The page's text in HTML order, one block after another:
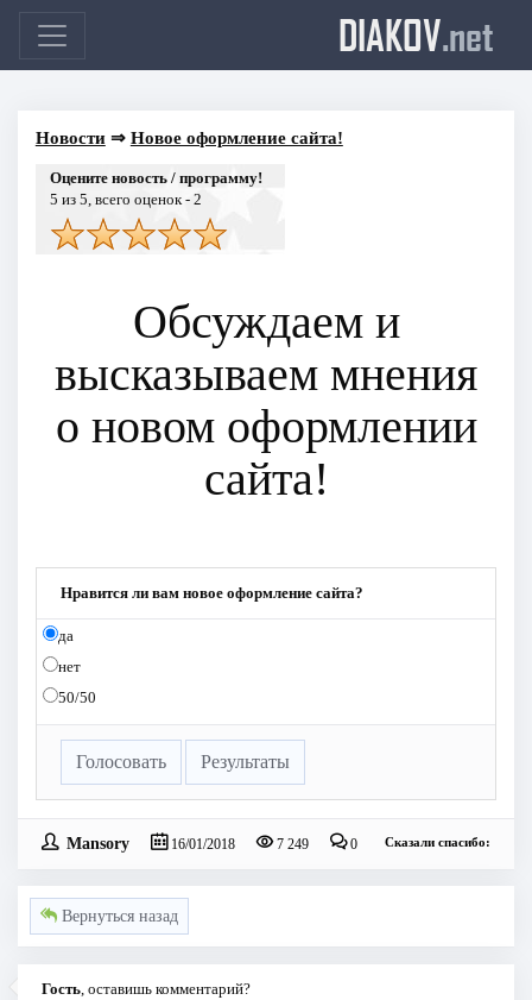
DIAKOV.net
Новости⇒ Новое оформление сайта!
Оцените новость / программу!
5 из 5, всего оценок - 2
Обсуждаем и
высказываем мнения
о новом оформлении
сайта!
Нравится ли вам новое оформление сайта?
да
нет
50/50
Голосовать Результаты
Mansory 16/01/2018 7 249 0 Сказали спасибо:
Вернуться назад
Гость, оставишь комментарий?